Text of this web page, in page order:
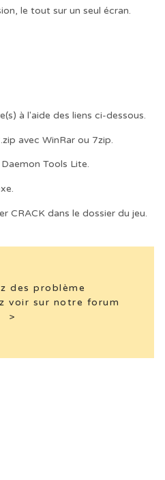
le tout sur un seul écran.
à l'aide des liens ci-dessous.
avec WinRar ou 7zip.
Tools Lite.
CRACK dans le dossier du jeu.
des problème
voir sur notre forum
>